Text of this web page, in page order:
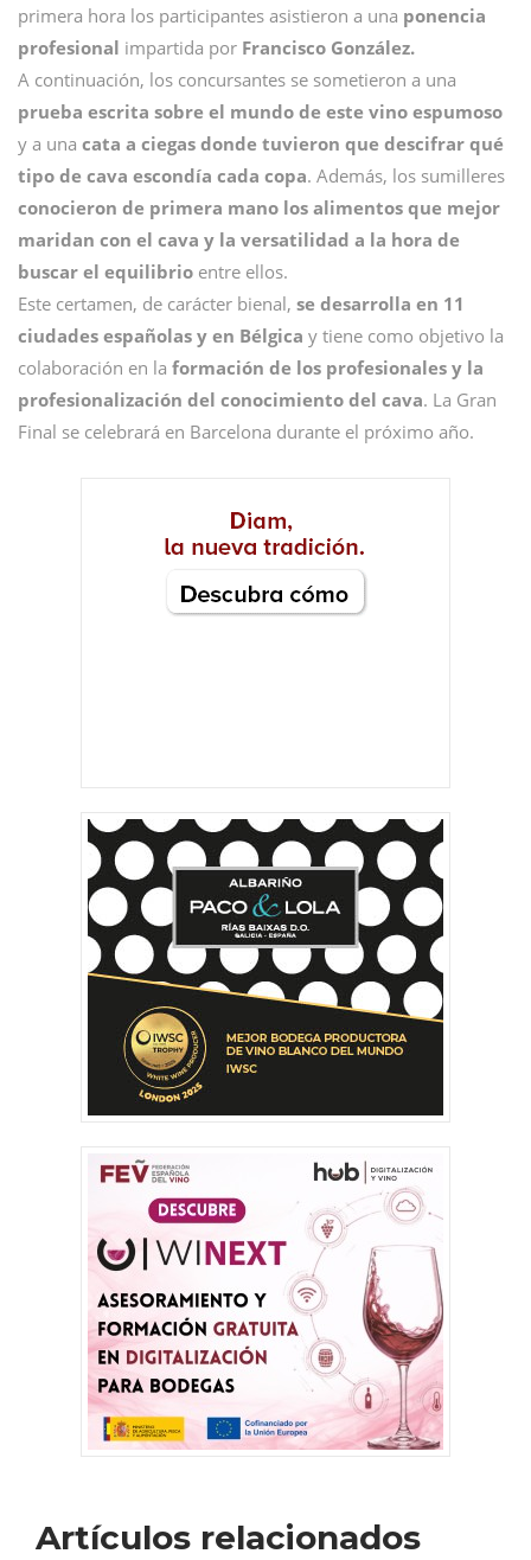
primera hora los participantes asistieron a una ponencia
profesional impartida por Francisco González.
A continuación, los concursantes se sometieron a una
prueba escrita sobre el mundo de este vino espumoso
y a una cata a ciegas donde tuvieron que descifrar qué
tipo de cava escondía cada copa. Además, los sumilleres
conocieron de primera mano los alimentos que mejor
maridan con el cava y la versatilidad a la hora de
buscar el equilibrio entre ellos.
Este certamen, de carácter bienal, se desarrolla en 11
ciudades españolas y en Bélgica y tiene como objetivo la
colaboración en la formación de los profesionales y la
profesionalización del conocimiento del cava. La Gran
Final se celebrará en Barcelona durante el próximo año.
Artículos relacionados